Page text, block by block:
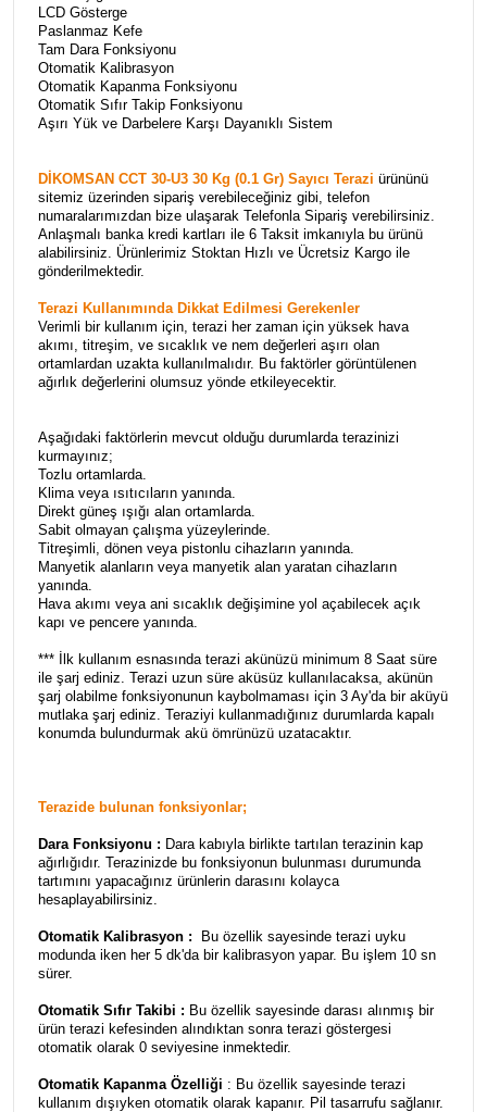
LCD Gösterge
Paslanmaz Kefe
Tam Dara Fonksiyonu
Otomatik Kalibrasyon
Otomatik Kapanma Fonksiyonu
Otomatik Sıfır Takip Fonksiyonu
Aşırı Yük ve Darbelere Karşı Dayanıklı Sistem
DİKOMSAN CCT 30-U3 30 Kg (0.1 Gr) Sayıcı Terazi ürününü
sitemiz üzerinden sipariş verebileceğiniz gibi, telefon
numaralarımızdan bize ulaşarak Telefonla Sipariş verebilirsiniz.
Anlaşmalı banka kredi kartları ile 6 Taksit imkanıyla bu ürünü
alabilirsiniz. Ürünlerimiz Stoktan Hızlı ve Ücretsiz Kargo ile
gönderilmektedir.
Terazi Kullanımında Dikkat Edilmesi Gerekenler
Verimli bir kullanım için, terazi her zaman için yüksek hava
akımı, titreşim, ve sıcaklık ve nem değerleri aşırı olan
ortamlardan uzakta kullanılmalıdır. Bu faktörler görüntülenen
ağırlık değerlerini olumsuz yönde etkileyecektir.
Aşağıdaki faktörlerin mevcut olduğu durumlarda terazinizi
kurmayınız;
Tozlu ortamlarda.
Klima veya ısıtıcıların yanında.
Direkt güneş ışığı alan ortamlarda.
Sabit olmayan çalışma yüzeylerinde.
Titreşimli, dönen veya pistonlu cihazların yanında.
Manyetik alanların veya manyetik alan yaratan cihazların
yanında.
Hava akımı veya ani sıcaklık değişimine yol açabilecek açık
kapı ve pencere yanında.
*** İlk kullanım esnasında terazi akünüzü minimum 8 Saat süre
ile şarj ediniz. Terazi uzun süre aküsüz kullanılacaksa, akünün
şarj olabilme fonksiyonunun kaybolmaması için 3 Ay'da bir aküyü
mutlaka şarj ediniz. Teraziyi kullanmadığınız durumlarda kapalı
konumda bulundurmak akü ömrünüzü uzatacaktır.
Terazide bulunan fonksiyonlar;
Dara Fonksiyonu : Dara kabıyla birlikte tartılan terazinin kap
ağırlığıdır. Terazinizde bu fonksiyonun bulunması durumunda
tartımını yapacağınız ürünlerin darasını kolayca
hesaplayabilirsiniz.
Otomatik Kalibrasyon :
Bu özellik sayesinde terazi uyku
modunda iken her 5 dk'da bir kalibrasyon yapar. Bu işlem 10 sn
sürer.
Otomatik Sıfır Takibi : Bu özellik sayesinde darası alınmış bir
ürün terazi kefesinden alındıktan sonra terazi göstergesi
otomatik olarak 0 seviyesine inmektedir.
Otomatik Kapanma Özelliği : Bu özellik sayesinde terazi
kullanım dışıyken otomatik olarak kapanır. Pil tasarrufu sağlanır.